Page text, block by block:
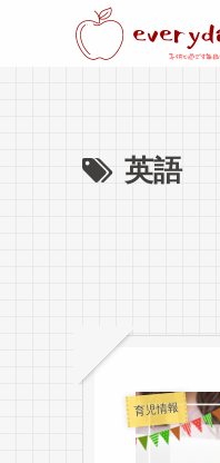
英語
育児情報